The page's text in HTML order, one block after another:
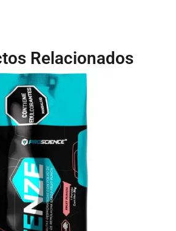
Relacionados